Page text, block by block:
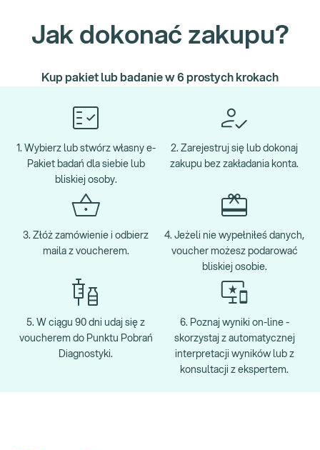
Jak dokonać zakupu?
Kup pakiet lub badanie w 6 prostych krokach
1. Wybierz lub stwórz własny e-
Pakiet badań dla siebie lub
bliskiej osoby.
2. Zarejestruj się lub dokonaj
zakupu bez zakładania konta.
3. Złóż zamówienie i odbierz
maila z voucherem.
4. Jeżeli nie wypełniłeś danych,
voucher możesz podarować
bliskiej osobie.
5. W ciągu 90 dni udaj się z
voucherem do Punktu Pobrań
Diagnostyki.
6. Poznaj wyniki on-line -
skorzystaj z automatycznej
interpretacji wyników lub z
konsultacji z ekspertem.